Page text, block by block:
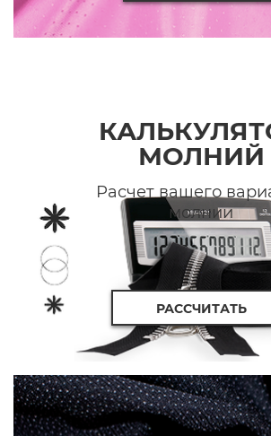
МОЛНИЙ
Расчет вашего
молнии
РАССЧИТАТЬ